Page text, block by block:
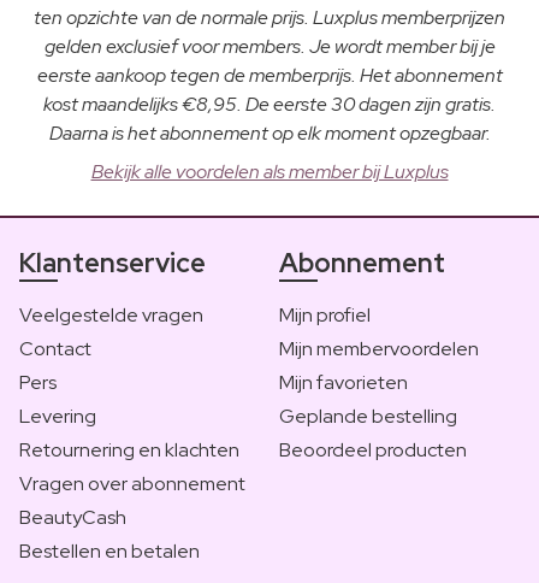
ten opzichte van de normale prijs. Luxplus memberprijzen
gelden exclusief voor members. Je wordt member bij je
eerste aankoop tegen de memberprijs. Het abonnement
kost maandelijks €8,95. De eerste 30 dagen zijn gratis.
Daarna is het abonnement op elk moment opzegbaar.
Bekijk alle voordelen als member bij Luxplus
Klantenservice
Veelgestelde vragen
Contact
Pers
Levering
Retournering en klachten
Vragen over abonnement
BeautyCash
Bestellen en betalen
Abonnement
Mijn profiel
Mijn membervoordelen
Mijn favorieten
Geplande bestelling
Beoordeel producten